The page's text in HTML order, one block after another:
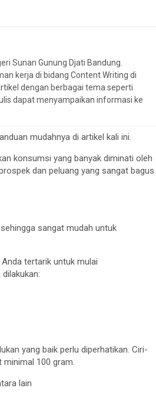
Sunan Gunung Djati Bandung.
kerja di bidang Content Writing di
dengan berbagai tema seperti
dapat menyampaikan informasi ke
mudahnya di artikel kali ini.
konsumsi yang banyak diminati oleh
dan peluang yang sangat bagus.
sangat mudah untuk
tertarik untuk mulai
yang baik perlu diperhatikan. Ciri-
100 gram.
lain